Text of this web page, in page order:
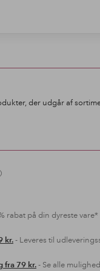
der udgår af
rabat på din dyreste vare*
kr.- Leveres til
fra 79 kr.- Se alle